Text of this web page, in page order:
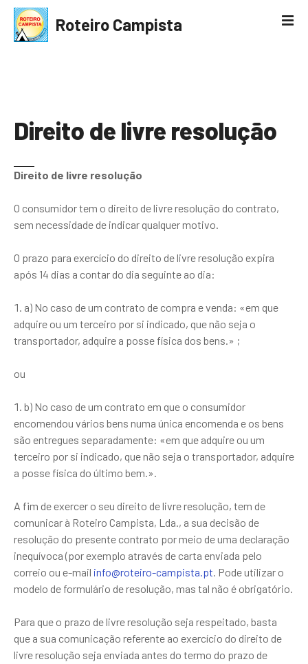
Roteiro Campista
Direito de livre resolução
Direito de livre resolução
O consumidor tem o direito de livre resolução do contrato,
sem necessidade de indicar qualquer motivo.
O prazo para exercício do direito de livre resolução expira
após 14 dias a contar do dia seguinte ao dia:
a) No caso de um contrato de compra e venda: «em que
adquire ou um terceiro por si indicado, que não seja o
transportador, adquire a posse física dos bens.» ;
ou
b) No caso de um contrato em que o consumidor
encomendou vários bens numa única encomenda e os bens
são entregues separadamente: «em que adquire ou um
terceiro por si indicado, que não seja o transportador, adquire
a posse física do último bem.».
A fim de exercer o seu direito de livre resolução, tem de
comunicar à Roteiro Campista, Lda., a sua decisão de
resolução do presente contrato por meio de uma declaração
inequívoca (por exemplo através de carta enviada pelo
correio ou e-mail info@roteiro-campista.pt. Pode utilizar o
modelo de formulário de resolução, mas tal não é obrigatório.
Para que o prazo de livre resolução seja respeitado, basta
que a sua comunicação referente ao exercício do direito de
livre resolução seja enviada antes do termo do prazo de